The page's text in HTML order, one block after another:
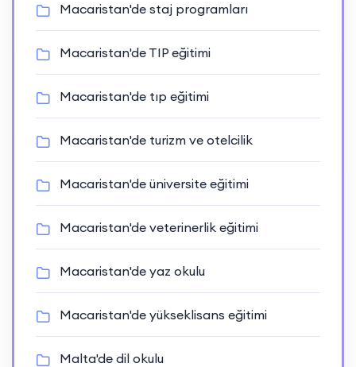
Macaristan'de staj programları
Macaristan'de TIP eğitimi
Macaristan'de tıp eğitimi
Macaristan'de turizm ve otelcilik
Macaristan'de üniversite eğitimi
Macaristan'de veterinerlik eğitimi
Macaristan'de yaz okulu
Macaristan'de yükseklisans eğitimi
Malta'de dil okulu